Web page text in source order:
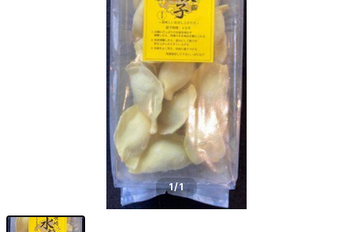
1/1